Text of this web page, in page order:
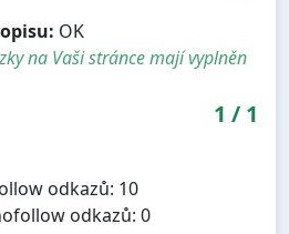
OK
na Vaši stránce mají vyplněn
1 / 1
odkazů: 10
odkazů: 0